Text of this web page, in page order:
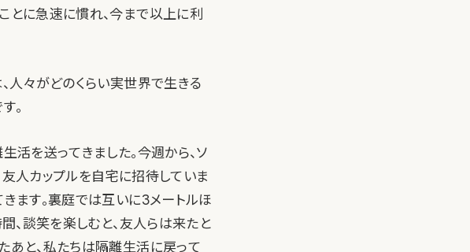
とに急速に慣れ、今まで以上に利
人々がどのくらい実世界で生きる
。
活を送ってきました。今週から、ソ
友人カップルを自宅に招待していま
ます。裏庭では互いに3メートルほ
、談笑を楽しむと、友人らは来たと
あと、私たちは隔離生活に戻って